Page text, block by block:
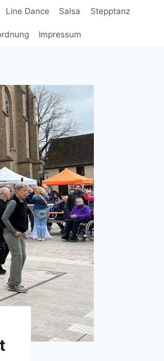
Line Dance Salsa Stepptanz
Impressum